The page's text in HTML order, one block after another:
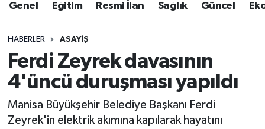
Genel Eğitim Resmi İlan Sağlık Güncel
HABERLER ASAYIŞ
Ferdi Zeyrek davasının
4'üncü duruşması yapıldı
Manisa Büyükşehir Belediye Başkanı Ferdi
Zeyrek'in elektrik akımına kapılarak hayatını
Güncel
Haberde insan
Haber Arşivi